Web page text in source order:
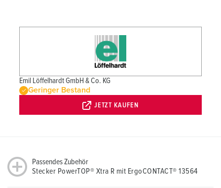
Emil Löffelhardt GmbH & Co. KG
Geringer Bestand
JETZT KAUFEN
Passendes Zubehör
Stecker PowerTOP® Xtra R mit ErgoCONTACT® 13564